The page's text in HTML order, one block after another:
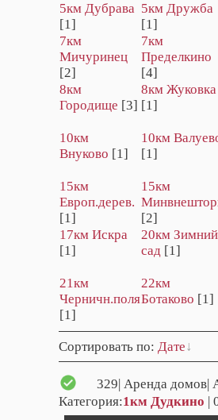
5км Дубрава
[1]
5км Дружба
[1]
7км
Мичуринец
[2]
7км
Пределкино
[4]
8км
Городище [3]
8км Жуковка
[1]
10км
Внуково [1]
10км
[1]
15км
Европ.дерев.
[1]
15км
[2]
17км Искра
[1]
20км Зимний
сад [1]
21км
Черничн.поля
[1]
22км
Ботаково [1]
Сортировать по: Дате
329| Аренда домов|
Категория:1км Дудкино |